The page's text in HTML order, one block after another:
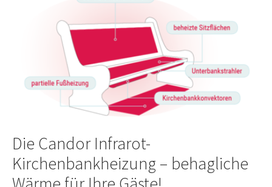
Die Candor Infrarot-
Kirchenbankheizung – behagliche